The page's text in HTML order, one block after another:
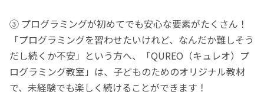
③ プログラミングが初めてでも安心な要素がたくさん！
「プログラミングを習わせたいけれど、なんだか難しそう
だし続くか不安」という方へ、「QUREO（キュレオ）プ
ログラミング教室」は、子どものためのオリジナル教材
で、未経験でも楽しく続けることができます！